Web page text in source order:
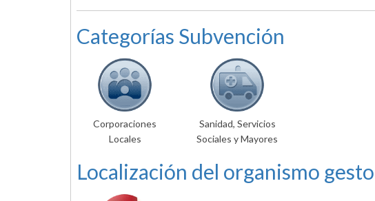
Categorías Subvención
Corporaciones
Locales
Sanidad, Servicios
Sociales y Mayores
Localización del organismo